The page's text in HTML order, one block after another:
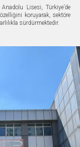
Lisesi, Türkiye’de
koruyarak, sektöre
sürdürmektedir.